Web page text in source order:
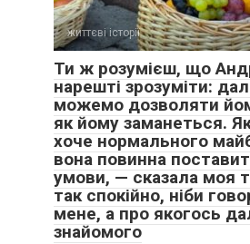
життєві історії
Ти ж розумієш, що
нарешті зрозуміти:
можемо дозволяти
як йому заманеться.
хоче нормального
вона повинна
умови, — сказала моя
так спокійно, ніби
мене, а про якогось
знайомого